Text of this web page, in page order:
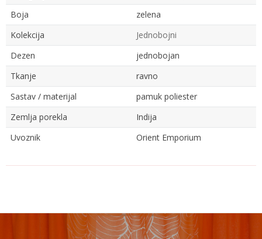
Boja
zelena
Kolekcija
Jednobojni
Dezen
jednobojan
Tkanje
ravno
Sastav / materijal
pamuk poliester
Zemlja porekla
Indija
Uvoznik
Orient Emporium